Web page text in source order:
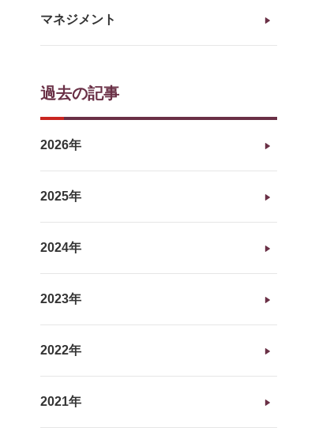
マネジメント
過去の記事
2026年
2025年
2024年
2023年
2022年
2021年